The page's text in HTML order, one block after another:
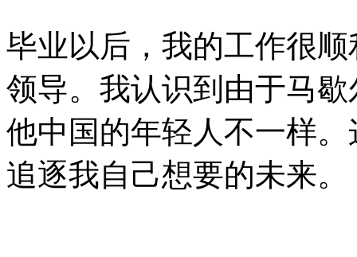
毕业以后，我的工作很
领导。我认识到由于马
他中国的年轻人不一样
追逐我自己想要的未来。